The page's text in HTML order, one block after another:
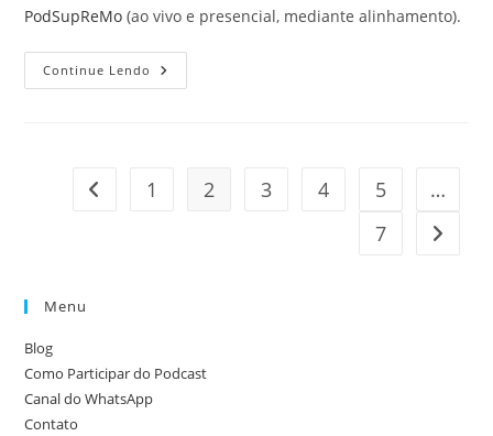
PodSupReMo (ao vivo e presencial, mediante alinhamento).
Continue Lendo Motivação
—
Mente:
Começar
Ir para a página anterior
1 2 3 4 5
…
7
Ir para
Menu
Blog
Como Participar do Podcast
Canal do WhatsApp
Contato